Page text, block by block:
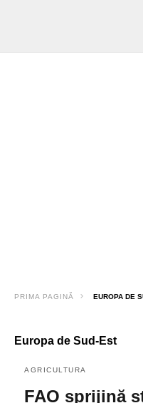
PRIMA PAGINĂ EUROPA DE
Europa de Sud-Est
AGRICULTURA
FAO sprijină